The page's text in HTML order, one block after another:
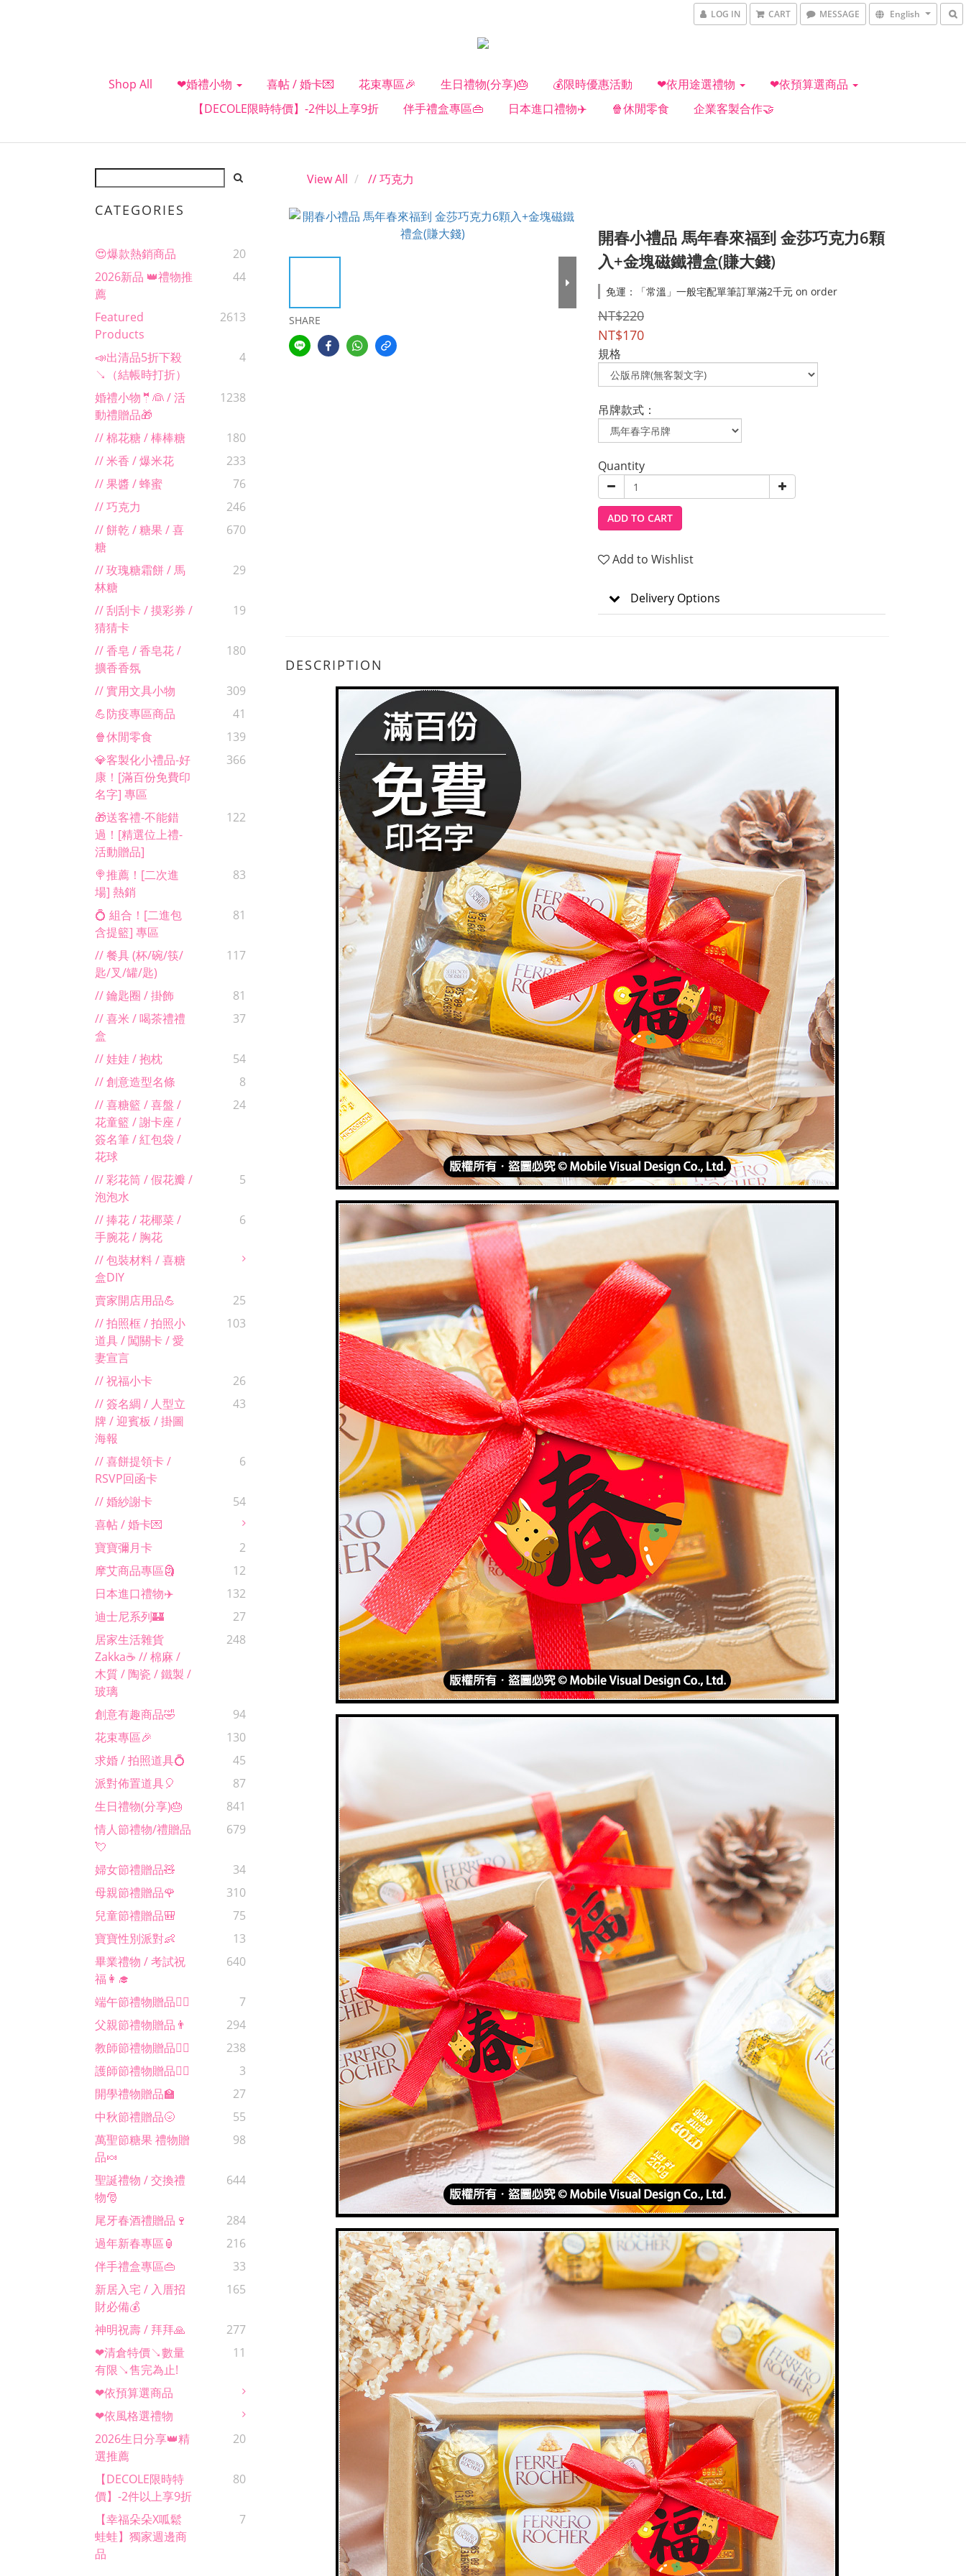
LOG IN CART MESSAGE English
Shop All ❤婚禮小物 喜帖 / 婚卡💌 花束專區🎉 生日禮物(分享)🎂 💰限時優惠活動 ❤依用途選禮物
❤依預算選商品
【DECOLE限時特價】-2件以上享9折
伴手禮盒專區👜 日本進口禮物✈️ 🍿休閒零食 企業客製合作🤝
CATEGORIES
😍爆款熱銷商品
20
2026新品 👑禮物推
薦
44
Featured
Products
2613
📣出清品5折下殺
↘（結帳時打折）
4
婚禮小物🤵👰 / 活
動禮贈品🎁
1238
// 棉花糖 / 棒棒糖
180
// 米香 / 爆米花
233
// 果醬 / 蜂蜜
76
// 巧克力
246
// 餅乾 / 糖果 / 喜
糖
670
// 玫瑰糖霜餅 / 馬
林糖
29
// 刮刮卡 / 摸彩券 /
猜猜卡
19
// 香皂 / 香皂花 /
擴香香氛
180
// 實用文具小物
309
💪防疫專區商品
41
🍿休閒零食
139
💎客製化小禮品-好
康！[滿百份免費印
名字] 專區
366
🎁送客禮-不能錯
過！[精選位上禮-
活動贈品]
122
🍭推薦！[二次進
場] 熱銷
83
💍 組合！[二進包
含提籃] 專區
81
// 餐具 (杯/碗/筷/
匙/叉/罐/匙)
117
// 鑰匙圈 / 掛飾
81
// 喜米 / 喝茶禮禮
盒
37
// 娃娃 / 抱枕
54
// 創意造型名條
8
// 喜糖籃 / 喜盤 /
花童籃 / 謝卡座 /
簽名筆 / 紅包袋 /
花球
24
// 彩花筒 / 假花瓣 /
泡泡水
5
// 捧花 / 花椰菜 /
手腕花 / 胸花
6
// 包裝材料 / 喜糖
盒DIY
賣家開店用品💪
25
// 拍照框 / 拍照小
道具 / 闖關卡 / 愛
妻宣言
103
// 祝福小卡
26
// 簽名綢 / 人型立
牌 / 迎賓板 / 掛圖
海報
43
// 喜餅提領卡 /
RSVP回函卡
6
// 婚紗謝卡
54
喜帖 / 婚卡💌
寶寶彌月卡
2
摩艾商品專區🗿
12
日本進口禮物✈️
132
迪士尼系列🏰
27
居家生活雜貨
Zakka☕️ // 棉麻 /
木質 / 陶瓷 / 鐵製 /
玻璃
248
創意有趣商品🤣
94
花束專區🎉
130
求婚 / 拍照道具💍
45
派對佈置道具🎈
87
生日禮物(分享)🎂
841
情人節禮物/禮贈品
💘
679
婦女節禮贈品🧸
34
母親節禮贈品🌹
310
兒童節禮贈品🎒
75
寶寶性別派對👶
13
畢業禮物 / 考試祝
福👩‍🎓
640
端午節禮物贈品🚣‍♂️
7
父親節禮物贈品👨
294
教師節禮物贈品🙋‍♀️
238
護師節禮物贈品🧑‍⚕️
3
開學禮物贈品🏫
27
中秋節禮贈品🌝
55
萬聖節糖果 禮物贈
品🍬
98
聖誕禮物 / 交換禮
物🎅
644
尾牙春酒禮贈品🍷
284
過年新春專區🏮
216
伴手禮盒專區👜
33
新居入宅 / 入厝招
財必備💰
165
神明祝壽 / 拜拜🙏
277
❤清倉特價↘數量
有限↘售完為止!
11
❤依預算選商品
❤依風格選禮物
2026生日分享👑精
選推薦
20
【DECOLE限時特
價】-2件以上享9折
80
【幸福朵朵x呱鬆
蛙蛙】獨家週邊商
品
7
View All // 巧克力
SHARE
開春小禮品 馬年春來福到 金莎巧克力6顆
入+金塊磁鐵禮盒(賺大錢)
免運：「常溫」一般宅配單筆訂單滿2千元 on order
NT$220
NT$170
規格
吊牌款式：
Quantity
ADD TO CART
Add to Wishlist
Delivery Options
DESCRIPTION